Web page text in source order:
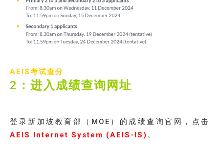
AEIS考试查分
2：进入成绩查询网址
登录新加坡教育部（MOE）的成绩查询官网，点击
AEIS Internet System (AEIS-IS) 。